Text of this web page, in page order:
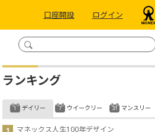
口座開設 ログイン
ランキング
デイリー
マネックス人生100年デザイン
ウイークリー マンスリー